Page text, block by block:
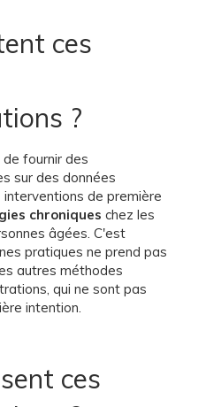
ces
?
fournir des
sur des données
de première
chroniques chez les
âgées. C'est
pratiques ne prend pas
autres méthodes
qui ne sont pas
intention.
ces